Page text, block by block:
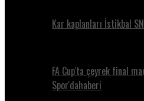
Kar kaplanları İstikbal
FA Cup'ta çeyrek final
Spor'dahaberi